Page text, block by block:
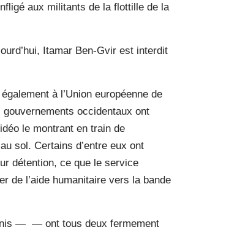
aux militants de la flottille de la
Itamar Ben-Gvir est interdit
à l’Union européenne de
occidentaux ont
le montrant en train de
sol. Certains d’entre eux ont
détention, ce que le service
de l’aide humanitaire vers la bande
— — ont tous deux fermement